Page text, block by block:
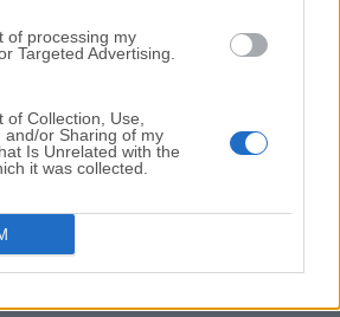
of processing my
Targeted Advertising.
Collection, Use,
and/or Sharing of my
Is Unrelated with the
it was collected.
Compass 1.36.0